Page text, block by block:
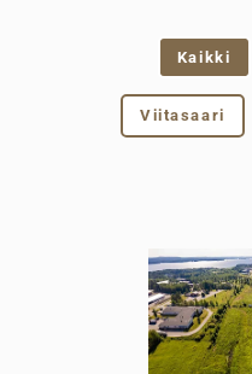
Kaikki
Viitasaari